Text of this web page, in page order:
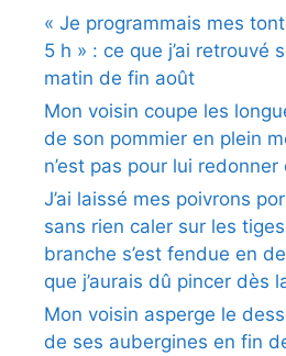
« Je programmais mes
5 h » : ce que j’ai retrouvé
matin de fin août
Mon voisin coupe les
de son pommier en plein
n’est pas pour lui redonner
J’ai laissé mes poivrons
sans rien caler sur les
branche s’est fendue en
que j’aurais dû pincer dès
Mon voisin asperge le
de ses aubergines en fin